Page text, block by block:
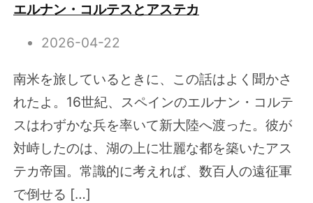
エルナン・コルテスとアステカ
2026-04-22
南米を旅しているときに、この話はよく聞かさ
れたよ。16世紀、スペインのエルナン・コルテ
スはわずかな兵を率いて新大陸へ渡った。彼が
対峙したのは、湖の上に壮麗な都を築いたアス
テカ帝国。常識的に考えれば、数百人の遠征軍
で倒せる […]